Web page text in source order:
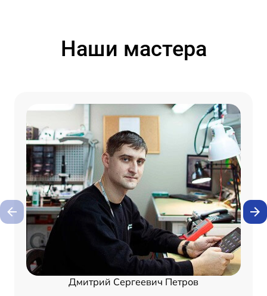
Наши мастера
Дмитрий Сергеевич Петров